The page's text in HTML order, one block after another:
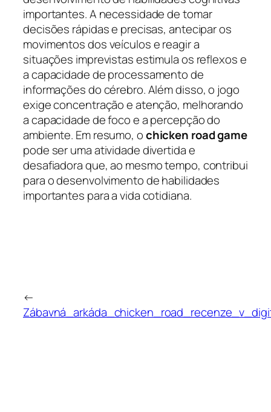
importantes. A necessidade de tomar
decisões rápidas e precisas, antecipar os
movimentos dos veículos e reagir a
situações imprevistas estimula os reflexos e
a capacidade de processamento de
informações do cérebro. Além disso, o jogo
exige concentração e atenção, melhorando
a capacidade de foco e a percepção do
ambiente. Em resumo, ochicken road game
pode ser uma atividade divertida e
desafiadora que, ao mesmo tempo, contribui
para o desenvolvimento de habilidades
importantes para a vida cotidiana.
←